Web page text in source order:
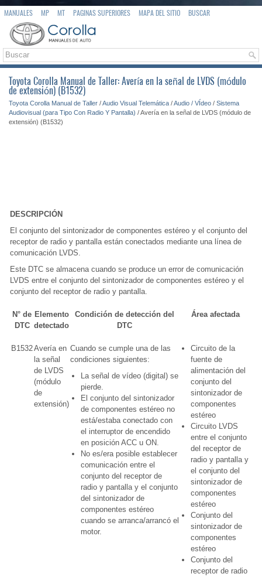
MANUALES MP MT PAGINAS SUPERIORES MAPA DEL SITIO BUSCAR
Toyota Corolla Manual de Taller: Avería en la señal de LVDS (módulo
de extensión) (B1532)
Toyota Corolla Manual de Taller /Audio Visual Telemática /Audio / VÍdeo / Sistema
Audiovisual (para Tipo Con Radio Y Pantalla) / Avería en la señal de LVDS (módulo de
extensión) (B1532)
DESCRIPCIÓN
El conjunto del sintonizador de componentes estéreo y el conjunto del
receptor de radio y pantalla están conectados mediante una línea de
comunicación LVDS.
Este DTC se almacena cuando se produce un error de comunicación
LVDS entre el conjunto del sintonizador de componentes estéreo y el
conjunto del receptor de radio y pantalla.
N° de
DTC
Elemento
detectado
Condición de detección del
DTC
Área afectada
B1532Avería en
la señal
de LVDS
(módulo
de
extensión)
Cuando se cumple una de las
condiciones siguientes:
La señal de vídeo (digital) se
pierde.
El conjunto del sintonizador
de componentes estéreo no
está/estaba conectado con
el interruptor de encendido
en posición ACC u ON.
No es/era posible establecer
comunicación entre el
conjunto del receptor de
radio y pantalla y el conjunto
del sintonizador de
componentes estéreo
cuando se arranca/arrancó el
motor.
Circuito de la
fuente de
alimentación del
conjunto del
sintonizador de
componentes
estéreo
Circuito LVDS
entre el conjunto
del receptor de
radio y pantalla y
el conjunto del
sintonizador de
componentes
estéreo
Conjunto del
sintonizador de
componentes
estéreo
Conjunto del
receptor de radio